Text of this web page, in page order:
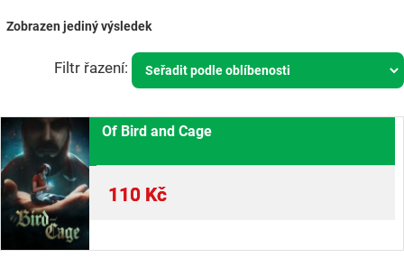
Zobrazen jediný výsledek
Of Bird and Cage
110 Kč